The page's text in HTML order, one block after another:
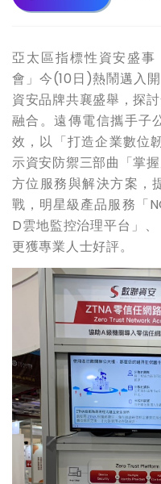
亞太區指標性資安盛事
會」今(10日)熱鬧邁入
資安品牌共襄盛舉，探
融合。遠傳電信攜手子
效，以「打造企業數位
示資安防禦三部曲「掌
方位服務與解決方案，
戰，明星級產品服務「
D雲地監控治理平台」
更獲專業人士好評。